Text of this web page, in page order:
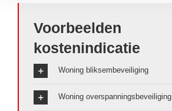
Voorbeelden
kostenindicatie
Woning bliksembeveiliging
Woning overspanningsbeveiliging